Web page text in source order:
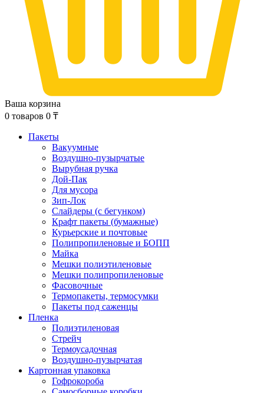
Ваша корзина
0 товаров 0 ₸
Пакеты
Вакуумные
Воздушно-пузырчатые
Вырубная ручка
Дой-Пак
Для мусора
Зип-Лок
Слайдеры (с бегунком)
Крафт пакеты (бумажные)
Курьерские и почтовые
Полипропиленовые и БОПП
Майка
Мешки полиэтиленовые
Мешки полипропиленовые
Фасовочные
Термопакеты, термосумки
Пакеты под саженцы
Пленка
Полиэтиленовая
Стрейч
Термоусадочная
Воздушно-пузырчатая
Картонная упаковка
Гофрокороба